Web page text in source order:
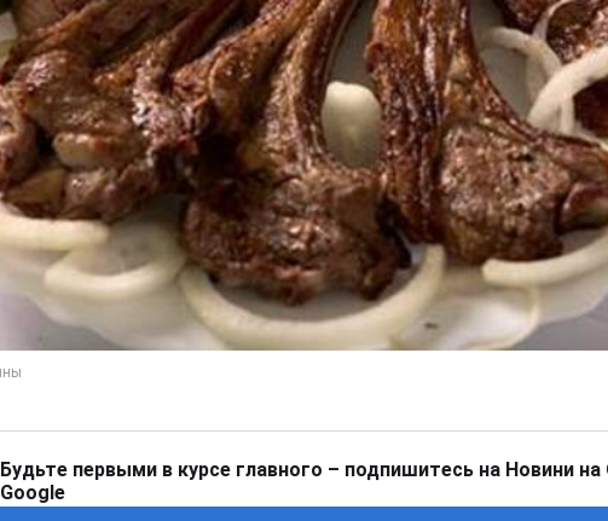
Будьте первыми в курсе главного – подпишитесь на Новини на
Google